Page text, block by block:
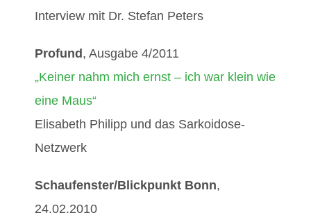
Interview mit Dr. Stefan Peters
Profund, Ausgabe 4/2011
„Keiner nahm mich ernst – ich war klein wie
eine Maus“
Elisabeth Philipp und das Sarkoidose-
Netzwerk
Schaufenster/Blickpunkt Bonn,
24.02.2010